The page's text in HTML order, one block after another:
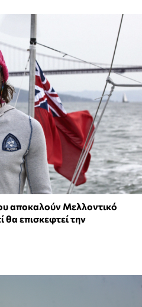
αποκαλούν Μελλοντικό
θα επισκεφτεί την